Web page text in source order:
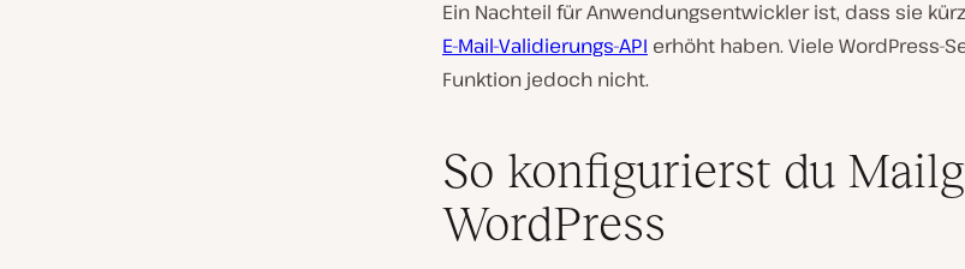
Ein Nachteil für Anwendungsentwickler ist, dass sie
E-Mail-Validierungs-API erhöht haben. Viele WordPress-
Funktion jedoch nicht.
So konfigurierst du
WordPress